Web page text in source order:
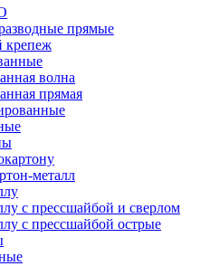
прямые
крепеж
волна
прямая
металл
с прессшайбой и сверлом
с прессшайбой острые